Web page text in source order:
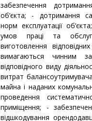
забезпечення
об’єкта; - дотримання
норм експлуатації
умов праці та
виготовлення
вимагаються чинним
відповідного виду
витрат
майна і наданих
проведення
приміщення; -
відшкодування